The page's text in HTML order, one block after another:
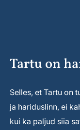
Tartu on
Selles, et Tartu on
ja hariduslinn, ei
kui ka paljud siia